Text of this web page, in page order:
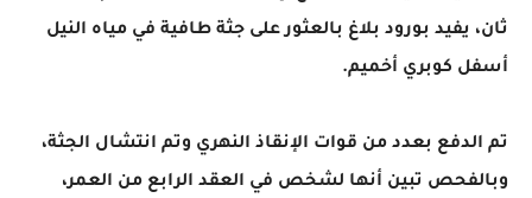
ثان، يفيد بورود بلاغ بالعثور على جثة طافية في مياه النيل
أسفل كوبري أخميم.
تم الدفع بعدد من قوات الإنقاذ النهري وتم انتشال الجثة،
وبالفحص تبين أنها لشخص في العقد الرابع من العمر،